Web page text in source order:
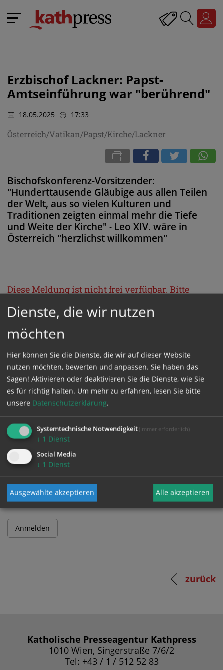
Erzbischof Lackner: Papst-
Amtseinführung war "berührend"
18.05.2025 17:33
Österreich/Vatikan/Papst/Kirche/Lackner
Bischofskonferenz-Vorsitzender:
"Hunderttausende Gläubige aus allen Teilen
der Welt, aus so vielen Kulturen und
Traditionen zeigten einmal mehr die Tiefe
und Weite der Kirche" - Leo XIV. wäre in
Österreich "herzlichst willkommen"
Diese Meldung ist nicht frei verfügbar. Bitte
loggen Sie sich ein, oder bestellen Sie das
ProduktKathpress_online.
GESCHÜTZTER BEREICH
Bitte melden Sie sich mit Ihrem Benutzernamen
und Passwort an.
Benutzername
zurück
Katholische Presseagentur Kathpress
1010 Wien, Singerstraße 7/6/2
Tel: +43 / 1 / 512 52 83
Dienste, die wir nutzen
möchten
Hier können Sie die Dienste, die wir auf dieser Website
nutzen möchten, bewerten und anpassen. Sie haben das
Sagen! Aktivieren oder deaktivieren Sie die Dienste, wie Sie
es für richtig halten. Um mehr zu erfahren, lesen Sie bitte
unsere Datenschutzerklärung.
Systemtechnische Notwendigkeit (immer erforderlich)
↓ 1 Dienst
Social Media
↓ 1 Dienst
Ausgewählte akzeptieren Alle akzeptieren